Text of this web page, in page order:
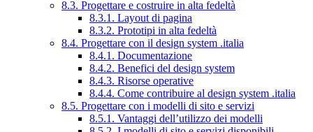
8.3. Progettare e costruire in alta fedeltà
8.3.1. Layout di pagina
8.3.2. Prototipi in alta fedeltà
8.4. Progettare con il design system .italia
8.4.1. Documentazione
8.4.2. Benefici del design system
8.4.3. Risorse operative
8.4.4. Come contribuire al design system .italia
8.5. Progettare con i modelli di sito e servizi
8.5.1. Vantaggi dell’utilizzo dei modelli